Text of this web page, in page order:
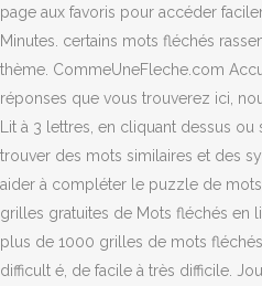
page aux favoris pour accéder
Minutes. certains mots fléchés
thème. CommeUneFleche.com
réponses que vous trouverez ici,
Lit à 3 lettres, en cliquant dessus
trouver des mots similaires et des
aider à compléter le puzzle de
grilles gratuites de Mots fléchés en
plus de 1000 grilles de mots
difficult é, de facile à très difficile.